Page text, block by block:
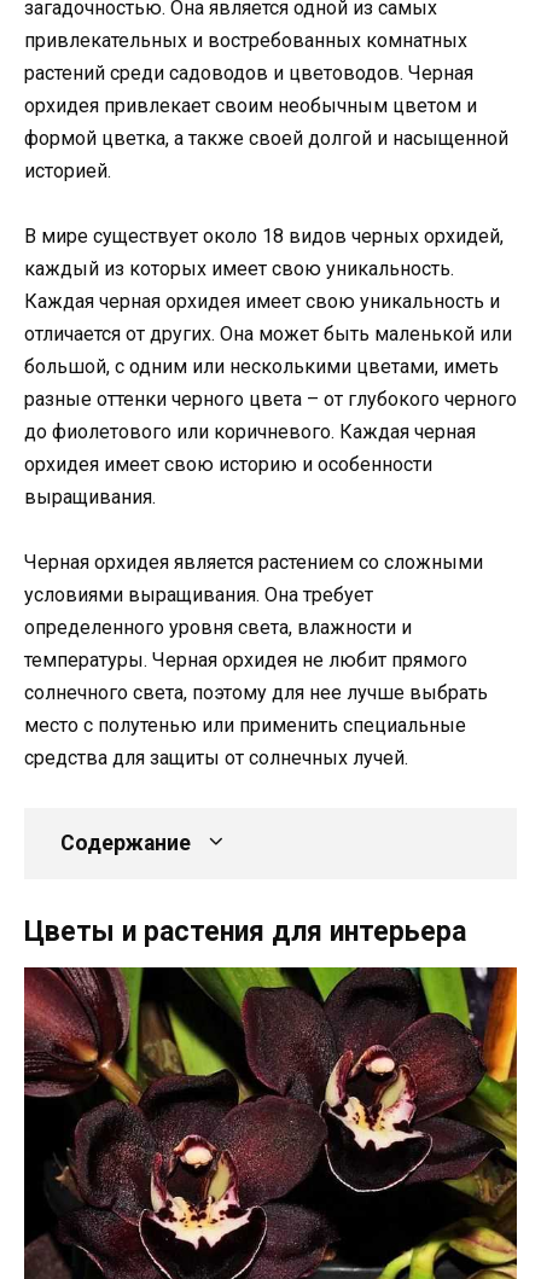
загадочностью. Она является одной из самых
привлекательных и востребованных комнатных
растений среди садоводов и цветоводов. Черная
орхидея привлекает своим необычным цветом и
формой цветка, а также своей долгой и насыщенной
историей.
В мире существует около 18 видов черных орхидей,
каждый из которых имеет свою уникальность.
Каждая черная орхидея имеет свою уникальность и
отличается от других. Она может быть маленькой или
большой, с одним или несколькими цветами, иметь
разные оттенки черного цвета – от глубокого черного
до фиолетового или коричневого. Каждая черная
орхидея имеет свою историю и особенности
выращивания.
Черная орхидея является растением со сложными
условиями выращивания. Она требует
определенного уровня света, влажности и
температуры. Черная орхидея не любит прямого
солнечного света, поэтому для нее лучше выбрать
место с полутенью или применить специальные
средства для защиты от солнечных лучей.
Содержание
Цветы и растения для интерьера